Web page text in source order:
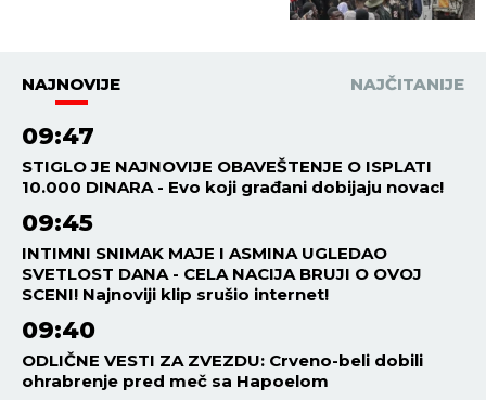
NAJNOVIJE NAJČITANIJE
09:47
STIGLO JE NAJNOVIJE OBAVEŠTENJE O ISPLATI
10.000 DINARA - Evo koji građani dobijaju novac!
09:45
INTIMNI SNIMAK MAJE I ASMINA UGLEDAO
SVETLOST DANA - CELA NACIJA BRUJI O OVOJ
SCENI! Najnoviji klip srušio internet!
09:40
ODLIČNE VESTI ZA ZVEZDU: Crveno-beli dobili
ohrabrenje pred meč sa Hapoelom